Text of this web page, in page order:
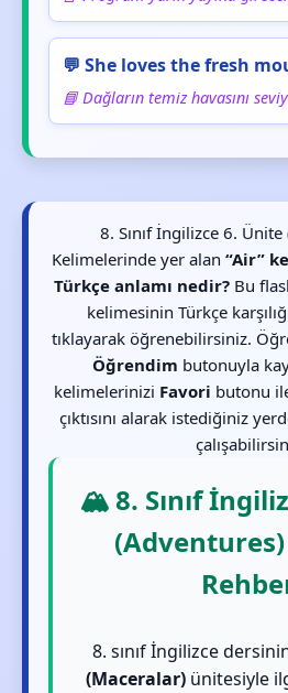
💬 She loves the fresh
📘 Dağların temiz havasını
8. Sınıf İngilizce 6. Ünite
Kelimelerinde yer alan“Air”
Türkçe anlamı nedir? Bu
kelimesinin Türkçe
tıklayarak öğrenebilirsiniz.
Öğrendim butonuyla
kelimelerinizi Favori butonu
çıktısını alarak istediğiniz
🏔️ 8. Sınıf
8. sınıf İngilizce
(Maceralar) ünitesiyle